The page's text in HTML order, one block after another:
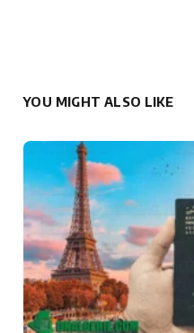
YOU MIGHT ALSO LIKE